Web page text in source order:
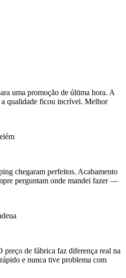
uma promoção de última hora. A
a qualidade ficou incrível. Melhor
chegaram perfeitos. Acabamento
perguntam onde mandei fazer —
preço de fábrica faz diferença real na
e nunca tive problema com